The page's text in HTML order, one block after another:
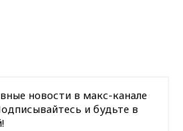
новости в макс-канале
и будьте в